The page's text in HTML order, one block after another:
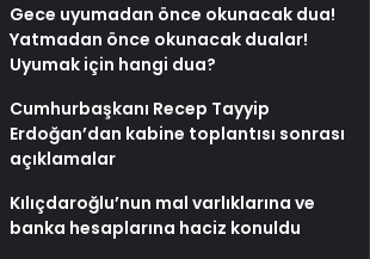
Gece uyumadan önce okunacak dua!
Yatmadan önce okunacak dualar!
Uyumak için hangi dua?
Cumhurbaşkanı Recep Tayyip
Erdoğan’dan kabine toplantısı sonrası
açıklamalar
Kılıçdaroğlu’nun mal varlıklarına ve
banka hesaplarına haciz konuldu